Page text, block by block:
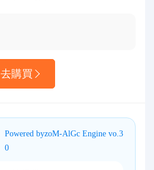
去購買
Powered byzoM-AlGc Engine vo.3
0